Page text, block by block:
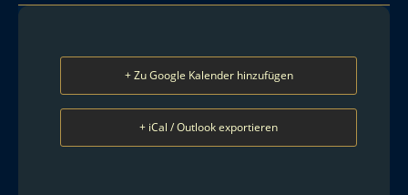
+ Zu Google Kalender hinzufügen
+ iCal / Outlook exportieren